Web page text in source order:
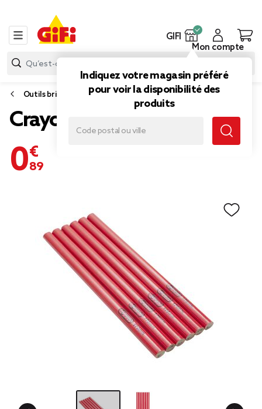
GIFI
Indiquez votre magasin préféré
pour voir la disponibilité des
produits
Mon compte
Outils bricolage
Crayon à papier en bois x6
0,89 €